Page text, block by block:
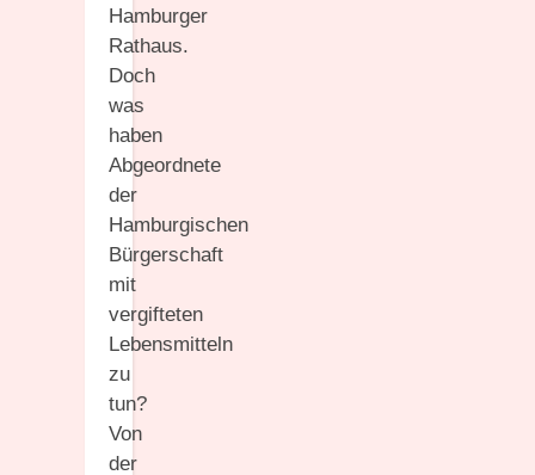
Hamburger
Rathaus.
Doch
was
haben
Abgeordnete
der
Hamburgischen
Bürgerschaft
mit
vergifteten
Lebensmitteln
zu
tun?
Von
der